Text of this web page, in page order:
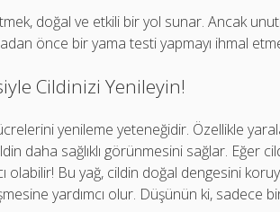
doğal ve etkili bir yol sunar. Ancak
önce bir yama testi yapmayı ihmal
Cildinizi Yenileyin!
yenileme yeteneğidir. Özellikle
daha sağlıklı görünmesini sağlar. Eğer
olabilir! Bu yağ, cildin doğal dengesini
yardımcı olur. Düşünün ki, sadece